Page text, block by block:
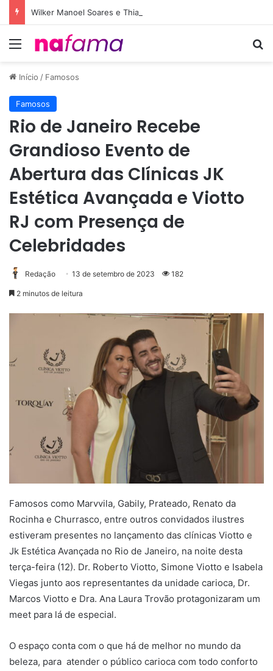
Menu
Início / Famosos
Famosos
Rio de Janeiro Recebe
Grandioso Evento de
Abertura das Clínicas JK
Estética Avançada e Viotto
RJ com Presença de
Celebridades
Redação 13 de setembro de 2023 182
2 minutos de leitura
Famosos como Marvvila, Gabily, Prateado, Renato da
Rocinha e Churrasco, entre outros convidados ilustres
estiveram presentes no lançamento das clínicas Viotto e
Jk Estética Avançada no Rio de Janeiro, na noite desta
terça-feira (12). Dr. Roberto Viotto, Simone Viotto e Isabela
Viegas junto aos representantes da unidade carioca, Dr.
Marcos Viotto e Dra. Ana Laura Trovão protagonizaram um
meet para lá de especial.
O espaço conta com o que há de melhor no mundo da
beleza, para atender o público carioca com todo conforto